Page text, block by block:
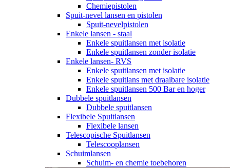
Chemiepistolen
Spuit-nevel lansen en pistolen
Spuit-nevelpistolen
Enkele lansen - staal
Enkele spuitlansen met isolatie
Enkele spuitlansen zonder isolatie
Enkele lansen- RVS
Enkele spuitlansen met isolatie
Enkele spuitlans met draaibare isolatie
Enkele spuitlansen 500 Bar en hoger
Dubbele spuitlansen
Dubbele spuitlansen
Flexibele Spuitlansen
Flexibele lansen
Telescopische Spuitlansen
Telescooplansen
Schuimlansen
Schuim- en chemie toebehoren